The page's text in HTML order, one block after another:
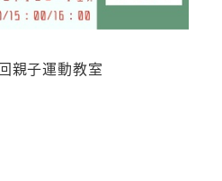
親子運動教室